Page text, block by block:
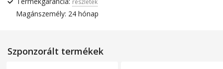
részletek
Magánszemély: 24 hónap
Szponzorált termékek